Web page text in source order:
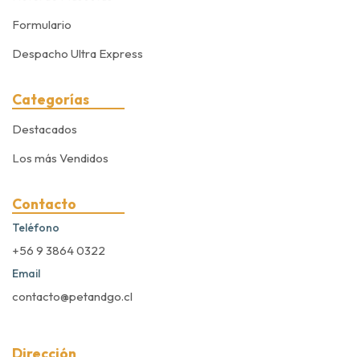
Formulario
Despacho Ultra Express
Categorías
Destacados
Los más Vendidos
Contacto
Teléfono
+56 9 3864 0322
Email
contacto@petandgo.cl
Dirección